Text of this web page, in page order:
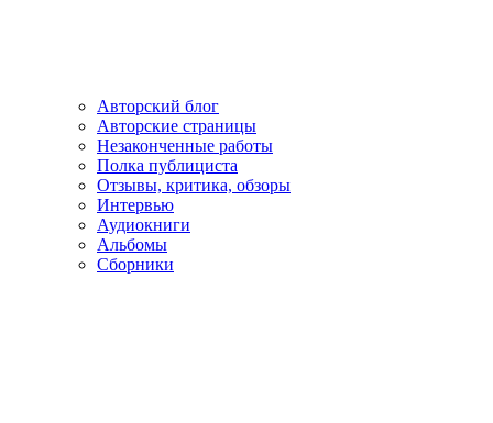
Авторский блог
Авторские страницы
Незаконченные работы
Полка публициста
Отзывы, критика, обзоры
Интервью
Аудиокниги
Альбомы
Сборники